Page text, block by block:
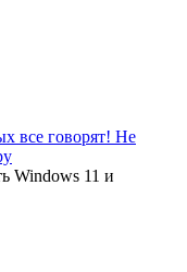
все говорят! Не
Windows 11 и